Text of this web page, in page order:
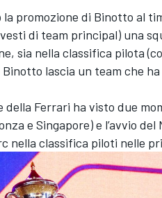
promozione di Binotto al
di team principal) una
sia nella classifica pilota
lascia un team che
Ferrari ha visto due
e Singapore) e l’avvio del
nella classifica piloti nelle